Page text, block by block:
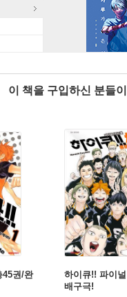
이 책을 구입하신 분들이
45권/완
하이큐!! 파이
배구극!